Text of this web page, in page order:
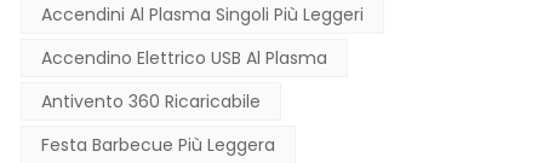
Accendini Al Plasma Singoli Più Leggeri
Accendino Elettrico USB Al Plasma
Antivento 360 Ricaricabile
Festa Barbecue Più Leggera